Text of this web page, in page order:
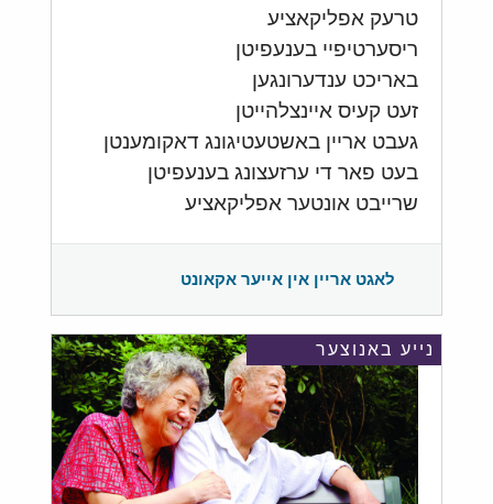
טרעק אפליקאציע
ריסערטיפיי בענעפיטן
באריכט ענדערונגען
זעט קעיס איינצלהייטן
געבט אריין באשטעטיגונג דאקומענטן
בעט פאר די ערזעצונג בענעפיטן
שרייבט אונטער אפליקאציע
לאגט אריין אין אייער אקאונט
נייע באנוצער